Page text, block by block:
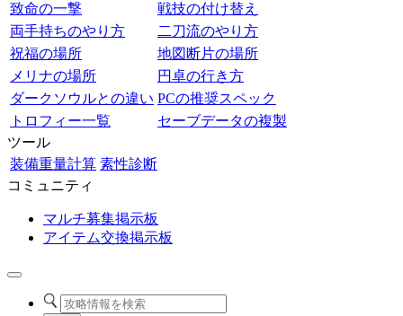
致命の一撃
戦技の付け替え
両手持ちのやり方
二刀流のやり方
祝福の場所
地図断片の場所
メリナの場所
円卓の行き方
ダークソウルとの違い PCの推奨スペック
トロフィー一覧
セーブデータの複製
ツール
装備重量計算 素性診断
コミュニティ
マルチ募集掲示板
アイテム交換掲示板